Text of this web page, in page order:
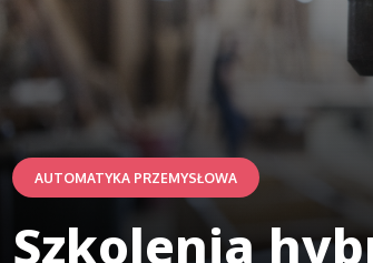
AUTOMATYKA PRZEMYSŁOWA
Szkolenia